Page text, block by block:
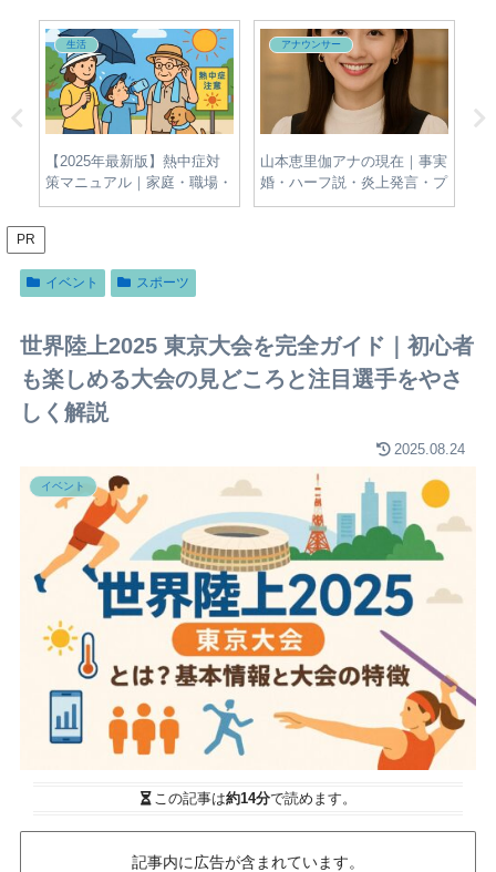
生活
【2025年最新版】熱中症対
策マニュアル｜家庭・職場・
屋外でできる簡単＆効果的な
予防法とは？
アナウンサー
山本恵里伽アナの現在｜事実
婚・ハーフ説・炎上発言・プ
ロフィールをわかりやすく整
PR
イベント スポーツ
世界陸上2025 東京大会を完全ガイド｜初心者
も楽しめる大会の見どころと注目選手をやさ
しく解説
2025.08.24
イベント
この記事は約14分で読めます。
記事内に広告が含まれています。